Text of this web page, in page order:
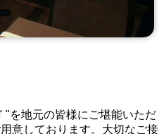
"を地元の皆様にご堪能いただ
意しております。大切なご接